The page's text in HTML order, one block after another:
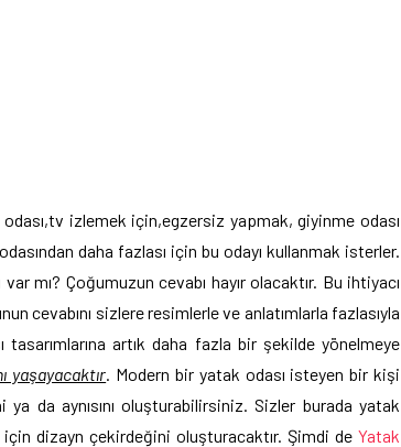
izlemek için,egzersiz yapmak, giyinme odası
daha fazlası için bu odayı kullanmak isterler.
mı? Çoğumuzun cevabı hayır olacaktır. Bu ihtiyacı
cevabını sizlere resimlerle ve anlatımlarla fazlasıyla
artık daha fazla bir şekilde yönelmeye
yaşayacaktır. Modern bir yatak odası isteyen bir kişi
da aynısını oluşturabilirsiniz. Sizler burada yatak
için dizayn çekirdeğini oluşturacaktır. Şimdi de Yatak